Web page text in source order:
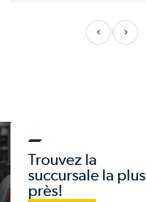
SSTA
Stoll
Teagle Tomahawk
Terex
Titan
1
Trouvez la
succursale la plus
près!